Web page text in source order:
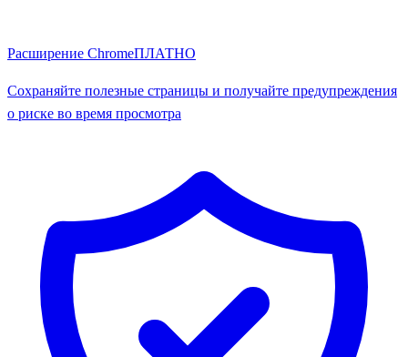
Расширение ChromeПЛАТНО
Сохраняйте полезные страницы и получайте предупреждения
о риске во время просмотра